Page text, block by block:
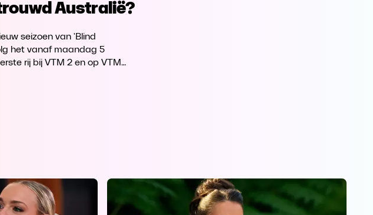
Australië?
seizoen van 'Blind
het vanaf maandag 5
rij bij VTM 2 en op VTM